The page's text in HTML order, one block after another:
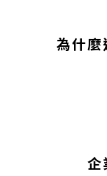
為什麼
企